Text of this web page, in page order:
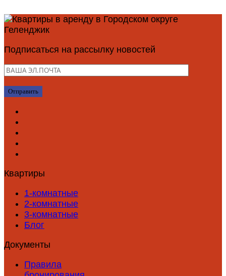
Подписаться на рассылку новостей
Квартиры
1-комнатные
2-комнатные
3-комнатные
Блог
Документы
Правила